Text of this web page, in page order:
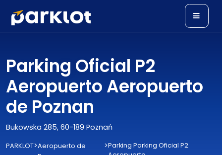
Parking Oficial P2
Aeropuerto Aeropuerto
de Poznan
Bukowska 285, 60-189 Poznań
PARKLOT>Aeropuerto de
>Parking Parking Oficial P2